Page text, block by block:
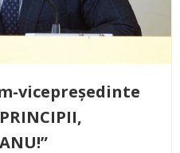
vicepreședinte